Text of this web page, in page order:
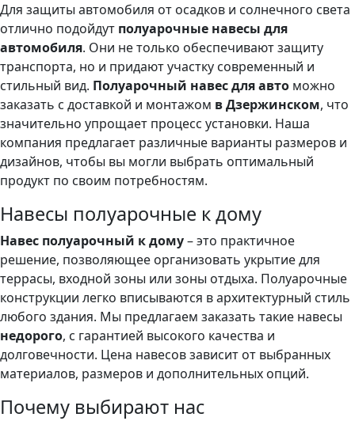
Для защиты автомобиля от осадков и солнечного света
отлично подойдут полуарочные навесы для
автомобиля. Они не только обеспечивают защиту
транспорта, но и придают участку современный и
стильный вид. Полуарочный навес для авто можно
заказать с доставкой и монтажом в Дзержинском, что
значительно упрощает процесс установки. Наша
компания предлагает различные варианты размеров и
дизайнов, чтобы вы могли выбрать оптимальный
продукт по своим потребностям.
Навесы полуарочные к дому
Навес полуарочный к дому– это практичное
решение, позволяющее организовать укрытие для
террасы, входной зоны или зоны отдыха. Полуарочные
конструкции легко вписываются в архитектурный стиль
любого здания. Мы предлагаем заказать такие навесы
недорого, с гарантией высокого качества и
долговечности. Цена навесов зависит от выбранных
материалов, размеров и дополнительных опций.
Почему выбирают нас